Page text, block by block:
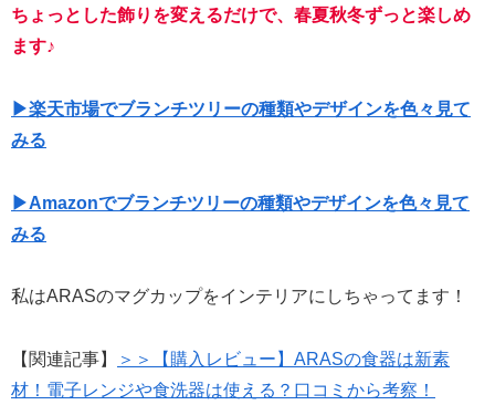
ちょっとした飾りを変えるだけで、春夏秋冬ずっと楽しめ
ます♪
▶楽天市場でブランチツリーの種類やデザインを色々見て
みる
▶Amazonでブランチツリーの種類やデザインを色々見て
みる
私はARASのマグカップをインテリアにしちゃってます！
【関連記事】
＞＞【購入レビュー】ARASの食器は新素
材！電子レンジや食洗器は使える？口コミから考察！